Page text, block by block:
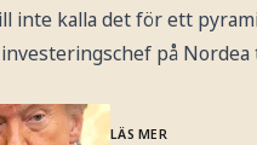
inte kalla det för ett
på Nordea
LÄS MER